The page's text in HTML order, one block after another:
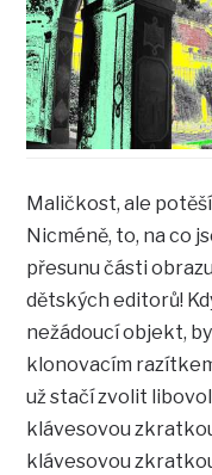
Maličkost, ale
Nicméně, to, na co
přesunu části
dětských editorů!
nežádoucí objekt,
klonovacím
už stačí zvolit
klávesovou
klávesovou